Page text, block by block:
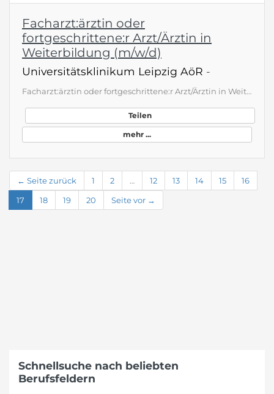
Facharzt:ärztin oder
fortgeschrittene:r Arzt/Ärztin in
Weiterbildung (m/w/d)
Universitätsklinikum Leipzig AöR -
Facharzt:ärztin oder fortgeschrittene:r Arzt/Ärztin in Weiterbildung (m/w/d) Einrichtung: Department für Bildgebung und Strahlenmedizin Anstellungsart: unbefristet als Facharzt:ärztin oder befristet im Rahmen der Weiterbildung Arbeitsdauer: Teilzeit (20,00h) Arbeitsbeginn: 01.09.2026 Gehaltsspanne: min. 7.400,00 € - max. 9.300,00 € brutto/Monat (Vollzeit) als Einstiegsgehalt. Die konkrete Vergütung richtet sich nach den Vorgaben des Haustarifvertrag des Universitätsklinikums Leipzig AöR. Was di…
Teilen
mehr ...
← Seite zurück 1 2 … 12 13 14 15
16
17
18 19 20 Seite vor →
Schnellsuche nach beliebten
Berufsfeldern